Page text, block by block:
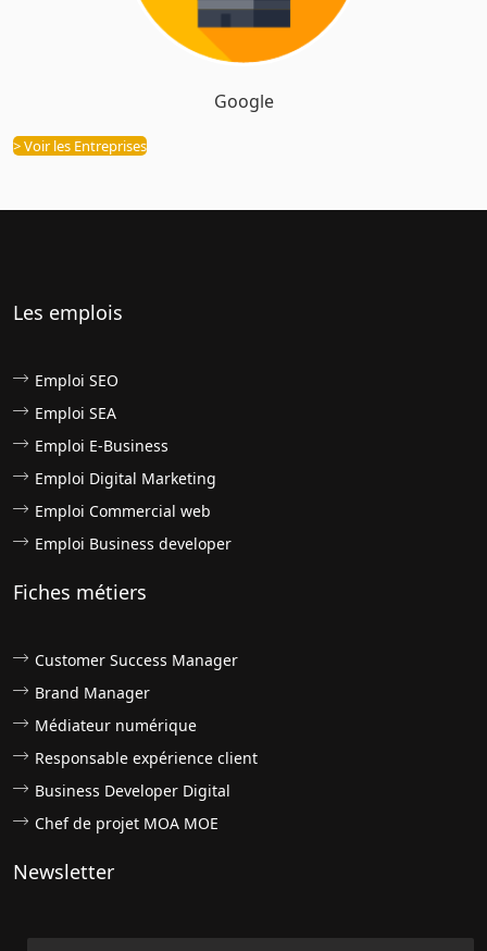
Entreprises
Google
> Voir les Entreprises
Les emplois
Emploi SEO
Emploi SEA
Emploi E-Business
Emploi Digital Marketing
Emploi Commercial web
Emploi Business developer
Fiches métiers
Customer Success Manager
Brand Manager
Médiateur numérique
Responsable expérience client
Business Developer Digital
Chef de projet MOA MOE
Newsletter